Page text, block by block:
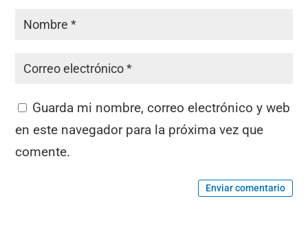
Guarda mi nombre, correo electrónico y web
en este navegador para la próxima vez que
comente.
Enviar comentario